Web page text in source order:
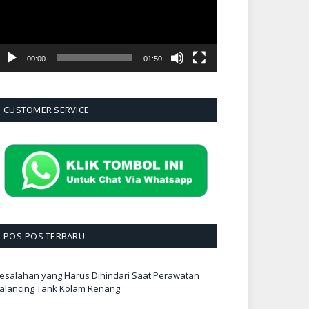
00:00 01:50
CUSTOMER SERVICE
POS-POS TERBARU
yang Harus Dihindari Saat Perawatan
Tank Kolam Renang